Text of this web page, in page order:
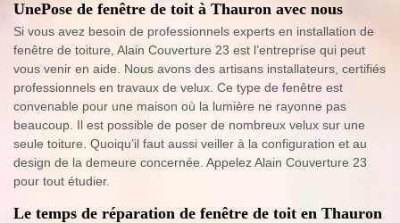
UnePose de fenêtre de toit à Thauron avec nous
Si vous avez besoin de professionnels experts en installation de
fenêtre de toiture, Alain Couverture 23 est l’entreprise qui peut
vous venir en aide. Nous avons des artisans installateurs, certifiés
professionnels en travaux de velux. Ce type de fenêtre est
convenable pour une maison où la lumière ne rayonne pas
beaucoup. Il est possible de poser de nombreux velux sur une
seule toiture. Quoiqu’il faut aussi veiller à la configuration et au
design de la demeure concernée. Appelez Alain Couverture 23
pour tout étudier.
Le temps de réparation de fenêtre de toit en Thauron